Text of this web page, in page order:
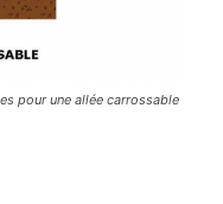
pour une allée carrossable